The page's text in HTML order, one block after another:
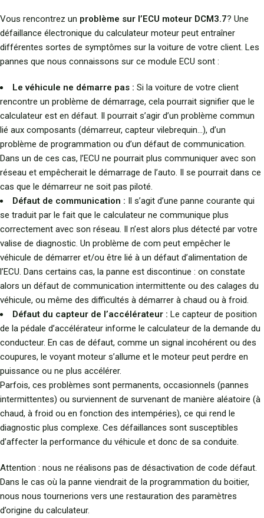
Vous rencontrez un problème sur l’ECU moteur DCM3.7? Une
défaillance électronique du calculateur moteur peut entraîner
différentes sortes de symptômes sur la voiture de votre client. Les
pannes que nous connaissons sur ce module ECU sont :
Le véhicule ne démarre pas : Si la voiture de votre client
rencontre un problème de démarrage, cela pourrait signifier que le
calculateur est en défaut. Il pourrait s’agir d’un problème commun
lié aux composants (démarreur, capteur vilebrequin…), d’un
problème de programmation ou d’un défaut de communication.
Dans un de ces cas, l’ECU ne pourrait plus communiquer avec son
réseau et empêcherait le démarrage de l’auto. Il se pourrait dans ce
cas que le démarreur ne soit pas piloté.
Défaut de communication : Il s’agit d’une panne courante qui
se traduit par le fait que le calculateur ne communique plus
correctement avec son réseau. Il n’est alors plus détecté par votre
valise de diagnostic. Un problème de com peut empêcher le
véhicule de démarrer et/ou être lié à un défaut d’alimentation de
l’ECU. Dans certains cas, la panne est discontinue : on constate
alors un défaut de communication intermittente ou des calages du
véhicule, ou même des difficultés à démarrer à chaud ou à froid.
Défaut du capteur de l’accélérateur : Le capteur de position
de la pédale d’accélérateur informe le calculateur de la demande du
conducteur. En cas de défaut, comme un signal incohérent ou des
coupures, le voyant moteur s’allume et le moteur peut perdre en
puissance ou ne plus accélérer.
Parfois, ces problèmes sont permanents, occasionnels (pannes
intermittentes) ou surviennent de survenant de manière aléatoire (à
chaud, à froid ou en fonction des intempéries), ce qui rend le
diagnostic plus complexe. Ces défaillances sont susceptibles
d’affecter la performance du véhicule et donc de sa conduite.
Attention : nous ne réalisons pas de désactivation de code défaut.
Dans le cas où la panne viendrait de la programmation du boitier,
nous nous tournerions vers une restauration des paramètres
d’origine du calculateur.